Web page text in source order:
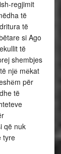
regjimit
të
të
si Ago
të
shembjes
njё mёkat
për
të
që nuk
tyre